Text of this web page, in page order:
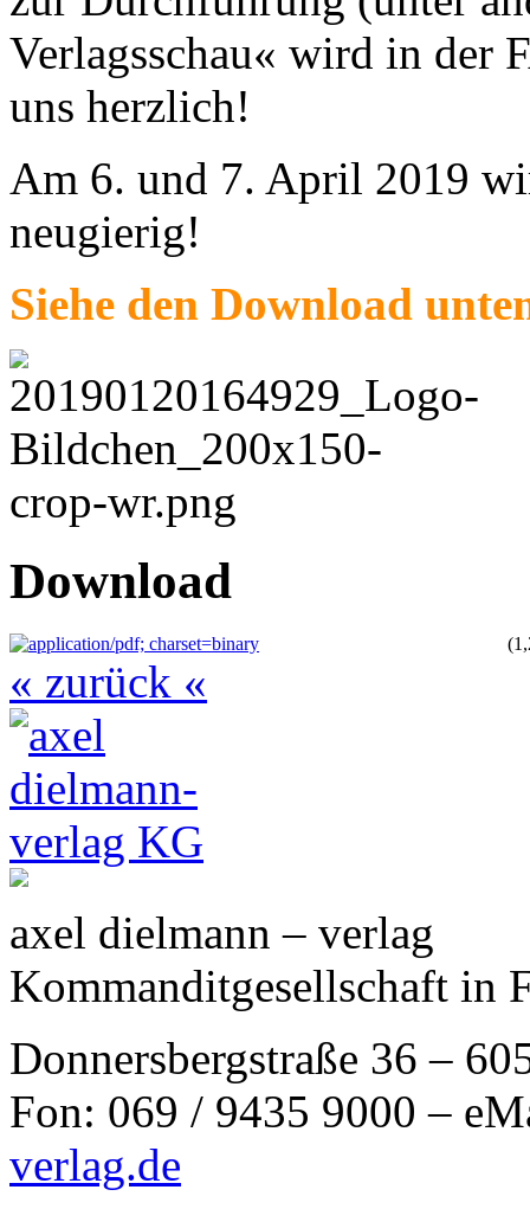
Verlagsschau« wird in der
uns herzlich!
Am 6. und 7. April 2019
neugierig!
Siehe den Download
Download
« zurück «
axel dielmann – verlag
Kommanditgesellschaft in
Donnersbergstraße 36 –
Fon: 069 / 9435 9000 –
verlag.de